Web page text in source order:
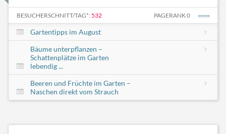
BESUCHERSCHNITT/TAG*: 532 PAGERANK 0
Gartentipps im August
Bäume unterpflanzen –
Schattenplätze im Garten
lebendig ...
Beeren und Früchte im Garten –
Naschen direkt vom Strauch